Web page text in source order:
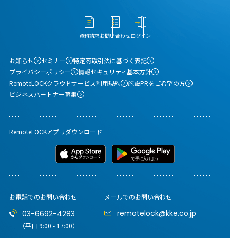
お電話でのお問い合わせ
03-6692-4283
（平日 9:00 - 17:00）
メールでのお問い合わせ
remotelock@kke.co.jp
資料請求お問い合わせログイン
お知らせ セミナー
特定商取引法に基づく表記
プライバシーポリシー
情報セキュリティ基本方針
RemoteLOCKクラウドサービス利用規約
施設PRをご希望の方
ビジネスパートナー募集
RemoteLOCKアプリダウンロード